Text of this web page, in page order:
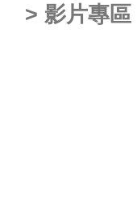
> 影片專區